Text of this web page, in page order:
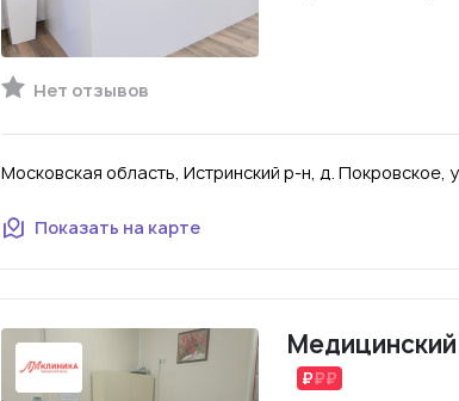
Нет отзывов
Московская область, Истринский р-н, д. Покровское,
Показать на карте